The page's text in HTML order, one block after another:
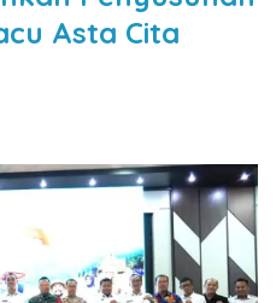
Asta Cita